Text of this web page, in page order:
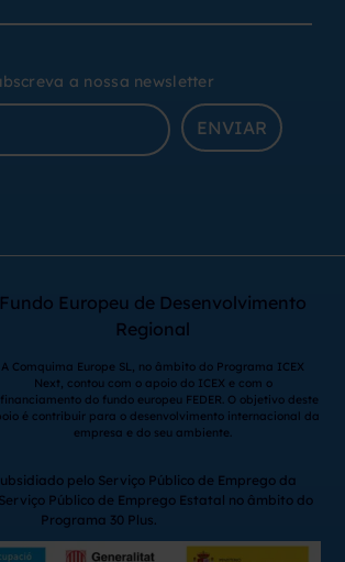
a nossa newsletter
ENVIAR
Fundo Europeu de Desenvolvimento
Regional
A Comquima Europe SL, no âmbito do Programa ICEX
Next, contou com o apoio do ICEX e com o
do fundo europeu FEDER. O objetivo deste
é contribuir para o desenvolvimento internacional da
empresa e do seu ambiente.
pelo Serviço Público de Emprego da
Público de Emprego Estatal no âmbito do
Programa 30 Plus.